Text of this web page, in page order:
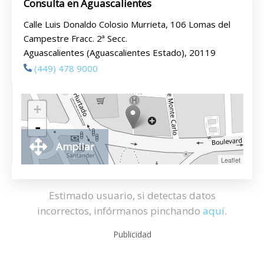
Consulta en Aguascalientes
Calle Luis Donaldo Colosio Murrieta, 106 Lomas del
Campestre Fracc. 2ª Secc.
Aguascalientes (Aguascalientes Estado), 20119
(449) 478 9000
+
-
Leaflet
Ampliar
Estimado usuario, si detectas datos
incorrectos, infórmanos pinchando aquí.
Publicidad